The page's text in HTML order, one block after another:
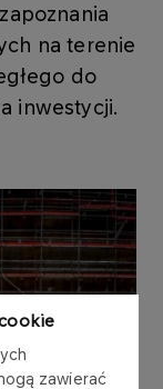
zawierać
na terenie
do
inwestycji.